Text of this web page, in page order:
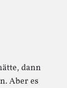
dann
Aber es